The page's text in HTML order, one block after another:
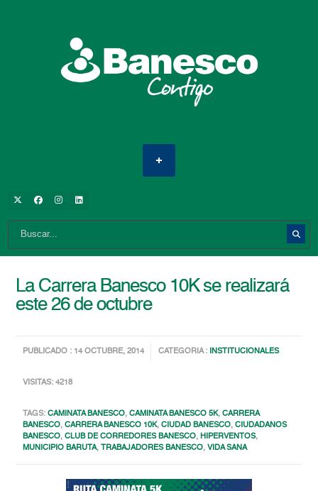
La Carrera Banesco 10K se realizará
este 26 de octubre
PUBLICADO : 14 OCTUBRE, 2014 CATEGORIA : INSTITUCIONALES
VISITAS: 4218
TAGS:CAMINATA BANESCO,CAMINATA BANESCO 5K,CARRERA
BANESCO,CARRERA BANESCO 10K,CIUDAD BANESCO,CIUDADANOS
BANESCO,CLUB DE CORREDORES BANESCO,HIPERVENTOS,
MUNICIPIO BARUTA, TRABAJADORES BANESCO,VIDA SANA